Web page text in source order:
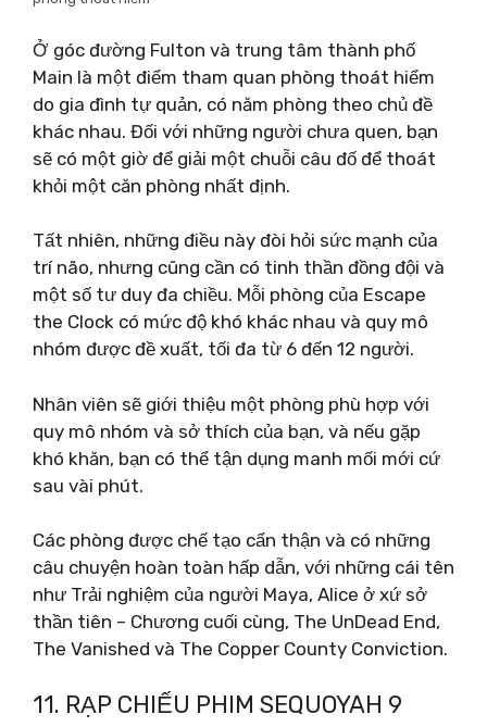
Ở góc đường Fulton và trung tâm thành phố
Main là một điểm tham quan phòng thoát hiểm
do gia đình tự quản, có năm phòng theo chủ đề
khác nhau. Đối với những người chưa quen, bạn
sẽ có một giờ để giải một chuỗi câu đố để thoát
khỏi một căn phòng nhất định.
Tất nhiên, những điều này đòi hỏi sức mạnh của
trí não, nhưng cũng cần có tinh thần đồng đội và
một số tư duy đa chiều. Mỗi phòng của Escape
the Clock có mức độ khó khác nhau và quy mô
nhóm được đề xuất, tối đa từ 6 đến 12 người.
Nhân viên sẽ giới thiệu một phòng phù hợp với
quy mô nhóm và sở thích của bạn, và nếu gặp
khó khăn, bạn có thể tận dụng manh mối mới cứ
sau vài phút.
Các phòng được chế tạo cẩn thận và có những
câu chuyện hoàn toàn hấp dẫn, với những cái tên
như Trải nghiệm của người Maya, Alice ở xứ sở
thần tiên – Chương cuối cùng, The UnDead End,
The Vanished và The Copper County Conviction.
11. RẠP CHIẾU PHIM SEQUOYAH 9